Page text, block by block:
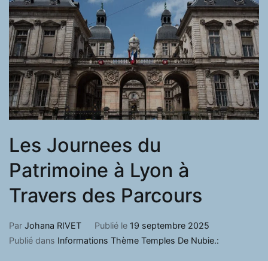
Les Journees du
Patrimoine à Lyon à
Travers des Parcours
Par Johana RIVET Publié le 19 septembre 2025
Publié dans Informations Thème Temples De Nubie.: